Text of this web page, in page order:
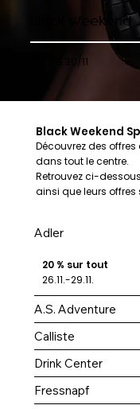
Black Weekend
28/11 & 30/11
Black Weekend
Découvrez des
dans tout le centre.
Retrouvez ci-
ainsi que leurs offres
Adler
20 % sur tout
26.11.-29.11.
A.S. Adventure
Calliste
Drink Center
Fressnapf